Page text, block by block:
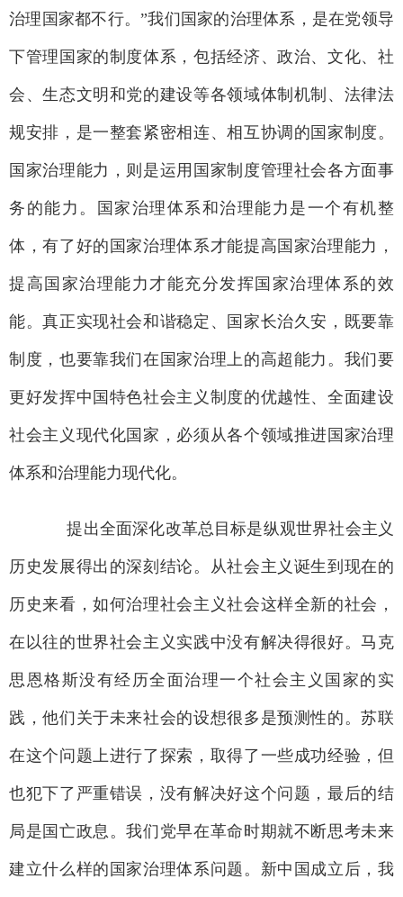
治理国家都不行。”我们国家的治理体系，是在党领导
下管理国家的制度体系，包括经济、政治、文化、社
会、生态文明和党的建设等各领域体制机制、法律法
规安排，是一整套紧密相连、相互协调的国家制度。
国家治理能力，则是运用国家制度管理社会各方面事
务的能力。国家治理体系和治理能力是一个有机整
体，有了好的国家治理体系才能提高国家治理能力，
提高国家治理能力才能充分发挥国家治理体系的效
能。真正实现社会和谐稳定、国家长治久安，既要靠
制度，也要靠我们在国家治理上的高超能力。我们要
更好发挥中国特色社会主义制度的优越性、全面建设
社会主义现代化国家，必须从各个领域推进国家治理
体系和治理能力现代化。
提出全面深化改革总目标是纵观世界社会主义
历史发展得出的深刻结论。从社会主义诞生到现在的
历史来看，如何治理社会主义社会这样全新的社会，
在以往的世界社会主义实践中没有解决得很好。马克
思恩格斯没有经历全面治理一个社会主义国家的实
践，他们关于未来社会的设想很多是预测性的。苏联
在这个问题上进行了探索，取得了一些成功经验，但
也犯下了严重错误，没有解决好这个问题，最后的结
局是国亡政息。我们党早在革命时期就不断思考未来
建立什么样的国家治理体系问题。新中国成立后，我